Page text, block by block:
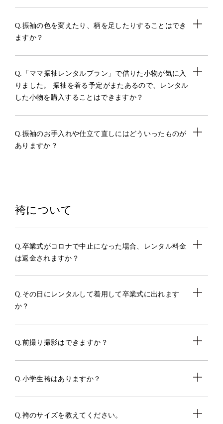
Q.振袖の色を変えたり、柄を足したりすることはでき
ますか？
Q.「ママ振袖レンタルプラン」で借りた小物が気に入
りました。 振袖を着る予定がまたあるので、レンタル
した小物を購入することはできますか？
Q.振袖のお手入れや仕立て直しにはどういったものが
ありますか？
袴について
Q.卒業式がコロナで中止になった場合、レンタル料金
は返金されますか？
Q.その日にレンタルして着用して卒業式に出れます
か？
Q.前撮り撮影はできますか？
Q.小学生袴はありますか？
Q.袴のサイズを教えてください。